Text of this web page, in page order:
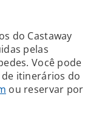
do Castaway
pelas
Você pode
itinerários do
ou reservar por